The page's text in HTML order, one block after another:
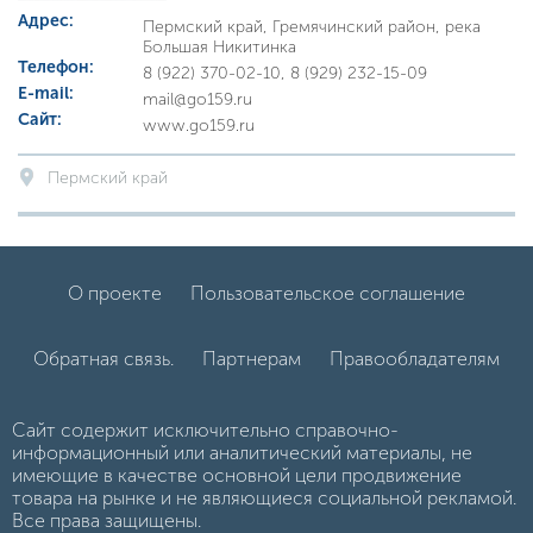
Адрес:
Пермский край, Гремячинский район, река
Большая Никитинка
Телефон:
8 (922) 370-02-10, 8 (929) 232-15-09
E-mail:
mail@go159.ru
Сайт:
www.go159.ru
Пермский край
О проекте Пользовательское соглашение
Обратная связь. Партнерам Правообладателям
Сайт содержит исключительно справочно-
информационный или аналитический материалы, не
имеющие в качестве основной цели продвижение
товара на рынке и не являющиеся социальной рекламой.
Все права защищены.